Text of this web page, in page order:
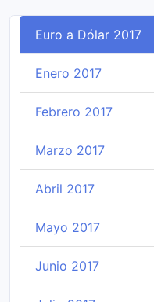
Euro a Dólar 2017
Enero 2017
Febrero 2017
Marzo 2017
Abril 2017
Mayo 2017
Junio 2017